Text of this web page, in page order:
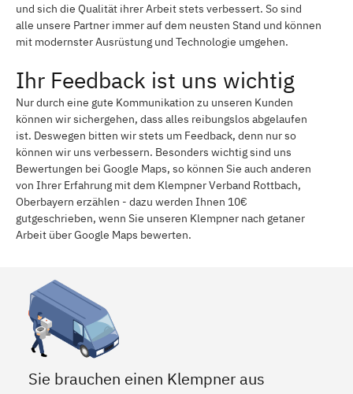
und sich die Qualität ihrer Arbeit stets verbessert. So sind
alle unsere Partner immer auf dem neusten Stand und können
mit modernster Ausrüstung und Technologie umgehen.
Ihr Feedback ist uns wichtig
Nur durch eine gute Kommunikation zu unseren Kunden
können wir sichergehen, dass alles reibungslos abgelaufen
ist. Deswegen bitten wir stets um Feedback, denn nur so
können wir uns verbessern. Besonders wichtig sind uns
Bewertungen bei Google Maps, so können Sie auch anderen
von Ihrer Erfahrung mit dem Klempner Verband Rottbach,
Oberbayern erzählen - dazu werden Ihnen 10€
gutgeschrieben, wenn Sie unseren Klempner nach getaner
Arbeit über Google Maps bewerten.
Sie brauchen einen Klempner aus